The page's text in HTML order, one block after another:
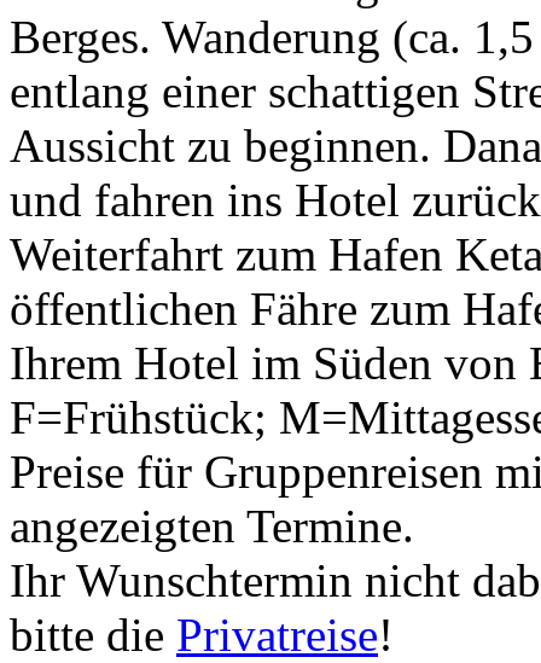
Berges. Wanderung (ca.
entlang einer schattigen
Aussicht zu beginnen.
und fahren ins Hotel
Weiterfahrt zum Hafen
öffentlichen Fähre zum
Ihrem Hotel im Süden von
F=Frühstück;
Preise für Gruppenreisen
angezeigten Termine.
Ihr Wunschtermin nicht
bitte die Privatreise!